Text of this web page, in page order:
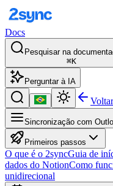
Docs
Pesquisar na
⌘K
Perguntar à IA
Sincronização com
Primeiros passos
O que é o 2syncGuia de
dados do NotionComo
unidirecional